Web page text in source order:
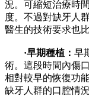
況。可縮短治療時
度。不過對缺牙人
醫生的技術要求也比
·早期種植： 早
術。這段時間內傷
相對較早的恢復功
缺牙人群的口腔情